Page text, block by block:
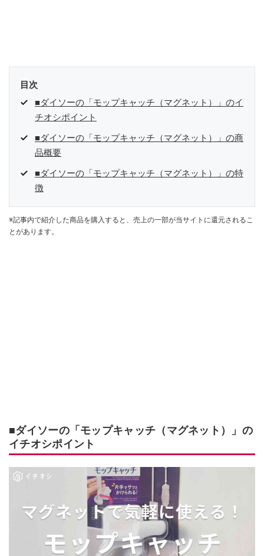
目次
■ダイソーの「モップキャッチ（マグネット）」のイ
チオシポイント
■ダイソーの「モップキャッチ（マグネット）」の商
品概要
■ダイソーの「モップキャッチ（マグネット）」の特
徴
※記事内で紹介した商品を購入すると、売上の一部が当サイトに還元されるこ
とがあります。
■ダイソーの「モップキャッチ（マグネット）」の
イチオシポイント